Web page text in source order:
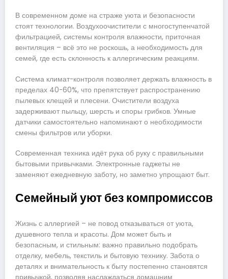
В современном доме на страже уюта и безопасности
стоят технологии. Воздухоочистители с многоступенчатой
фильтрацией, системы контроля влажности, приточная
вентиляция – всё это не роскошь, а необходимость для
семей, где есть склонность к аллергическим реакциям.
Система климат-контроля позволяет держать влажность в
пределах 40-60%, что препятствует распространению
пылевых клещей и плесени. Очистители воздуха
задерживают пыльцу, шерсть и споры грибков. Умные
датчики самостоятельно напоминают о необходимости
смены фильтров или уборки.
Современная техника идёт рука об руку с правильными
бытовыми привычками. Электронные гаджеты не
заменяют ежедневную заботу, но заметно упрощают быт.
Семейный уют без компромиссов
Жизнь с аллергией – не повод отказываться от уюта,
душевного тепла и красоты. Дом может быть и
безопасным, и стильным: важно правильно подобрать
отделку, мебель, текстиль и бытовую технику. Забота о
деталях и внимательность к быту постепенно становятся
привычкой, позволяя наслаждаться домашним